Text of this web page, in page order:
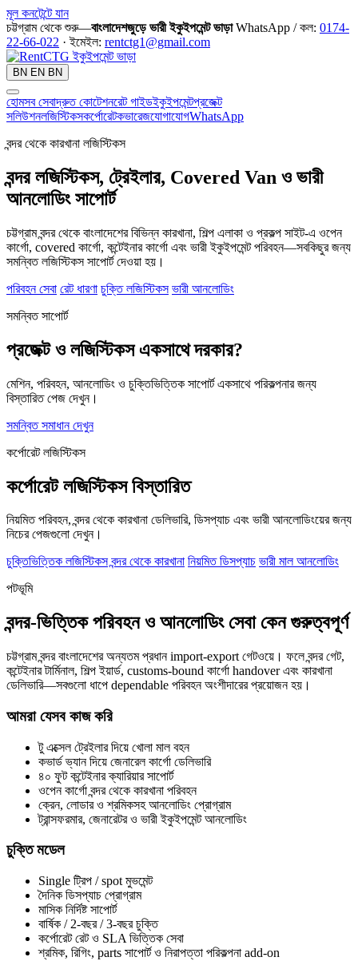
মূল কনটেন্টে যান
চট্টগ্রাম থেকে শুরু—বাংলাদেশজুড়ে ভারী ইকুইপমেন্ট ভাড়া WhatsApp / কল: 0174-
22-66-022 · ইমেইল: rentctg1@gmail.com
BN EN BN
হোমসব সেবাদ্রুত কোটেশনরেট গাইডইকুইপমেন্টপ্রজেক্ট
সলিউশনলজিস্টিকসকর্পোরেটকভারেজযোগাযোগWhatsApp
বন্দর থেকে কারখানা লজিস্টিকস
বন্দর লজিস্টিকস, ট্রেইলার, Covered Van ও ভারী
আনলোডিং সাপোর্ট
চট্টগ্রাম বন্দর থেকে বাংলাদেশের বিভিন্ন কারখানা, শিল্প এলাকা ও প্রকল্প সাইট-এ ওপেন
কার্গো, covered কার্গো, কন্টেইনার কার্গো এবং ভারী ইকুইপমেন্ট পরিবহন—সবকিছুর জন্য
সমন্বিত লজিস্টিকস সাপোর্ট দেওয়া হয়।
পরিবহন সেবা রেট ধারণা চুক্তি লজিস্টিকস ভারী আনলোডিং
সমন্বিত সাপোর্ট
প্রজেক্ট ও লজিস্টিকস একসাথে দরকার?
মেশিন, পরিবহন, আনলোডিং ও চুক্তিভিত্তিক সাপোর্ট একসাথে পরিকল্পনার জন্য
বিস্তারিত পেজ দেখুন।
সমন্বিত সমাধান দেখুন
কর্পোরেট লজিস্টিকস
কর্পোরেট লজিস্টিকস বিস্তারিত
নিয়মিত পরিবহন, বন্দর থেকে কারখানা ডেলিভারি, ডিসপ্যাচ এবং ভারী আনলোডিংয়ের জন্য
নিচের পেজগুলো দেখুন।
চুক্তিভিত্তিক লজিস্টিকস বন্দর থেকে কারখানা নিয়মিত ডিসপ্যাচ ভারী মাল আনলোডিং
পটভূমি
বন্দর-ভিত্তিক পরিবহন ও আনলোডিং সেবা কেন গুরুত্বপূর্ণ
চট্টগ্রাম বন্দর বাংলাদেশের অন্যতম প্রধান import-export গেটওয়ে। ফলে বন্দর গেট,
কন্টেইনার টার্মিনাল, শিল্প ইয়ার্ড, customs-bound কার্গো handover এবং কারখানা
ডেলিভারি—সবগুলো ধাপে dependable পরিবহন অংশীদারের প্রয়োজন হয়।
আমরা যেসব কাজ করি
টু এক্সেল ট্রেইলার দিয়ে খোলা মাল বহন
কভার্ড ভ্যান দিয়ে জেনারেল কার্গো ডেলিভারি
৪০ ফুট কন্টেইনার ক্যারিয়ার সাপোর্ট
ওপেন কার্গো বন্দর থেকে কারখানা পরিবহন
ক্রেন, লোডার ও শ্রমিকসহ আনলোডিং প্রোগ্রাম
ট্রান্সফরমার, জেনারেটর ও ভারী ইকুইপমেন্ট আনলোডিং
চুক্তি মডেল
Single ট্রিপ / spot মুভমেন্ট
দৈনিক ডিসপ্যাচ প্রোগ্রাম
মাসিক নির্দিষ্ট সাপোর্ট
বার্ষিক / 2-বছর / 3-বছর চুক্তি
কর্পোরেট রেট ও SLA ভিত্তিক সেবা
শ্রমিক, রিগিং, parts সাপোর্ট ও নিরাপত্তা পরিকল্পনা add-on